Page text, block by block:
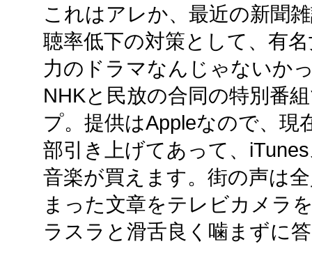
これはアレか、最近の新聞
聴率低下の対策として、有
力のドラマなんじゃないか
NHKと民放の合同の特別番
プ。提供はAppleなので、現
部引き上げてあって、
音楽が買えます。街の声は
まった文章をテレビカメラ
ラスラと滑舌良く噛まずに